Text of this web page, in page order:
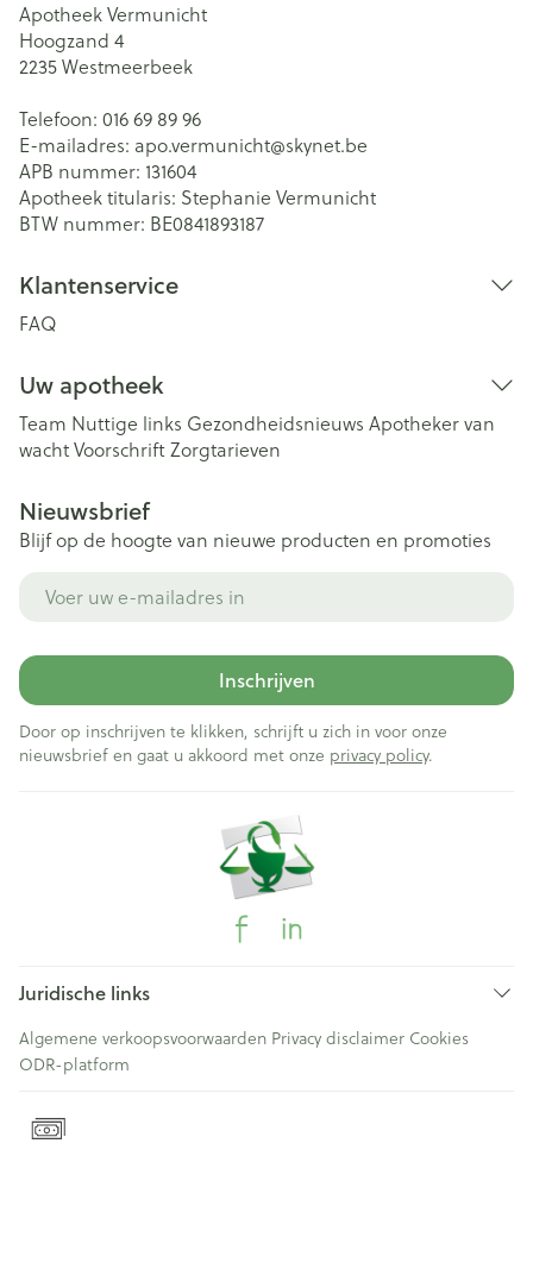
Apotheek Vermunicht
Hoogzand 4
2235Westmeerbeek
Telefoon: 016 69 89 96
E-mailadres: apo.vermunicht@skynet.be
APB nummer: 131604
Apotheek titularis: Stephanie Vermunicht
BTW nummer: BE0841893187
Klantenservice
FAQ
Uw apotheek
Team Nuttige links Gezondheidsnieuws Apotheker van
wachtVoorschriftZorgtarieven
Nieuwsbrief
Blijf op de hoogte van nieuwe producten en promoties
Inschrijven
Door op inschrijven te klikken, schrijft u zich in voor onze
nieuwsbrief en gaat u akkoord met onze privacy policy.
Juridische links
Algemene verkoopsvoorwaarden Privacy disclaimer Cookies
ODR-platform